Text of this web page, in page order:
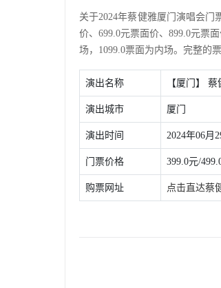
关于2024年蔡健雅厦门演唱会门
价、699.0元票面价、899.0元票
场，1099.0票面为内场。完整的
演出名称 【厦门】
演出城市 厦门
演出时间 2024年06月
门票价格 399.0元/
购票网址 点击直达蔡